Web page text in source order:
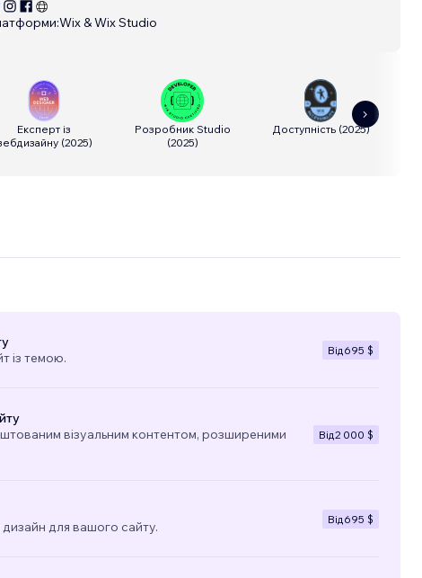
Wix & Wix Studio
Експерт із
(2025)
Розробник Studio
(2025)
Доступність(2025)
із темою.
Від 695 $
візуальним контентом, розширеними
Від2 000 $
для вашого сайту.
Від 695 $